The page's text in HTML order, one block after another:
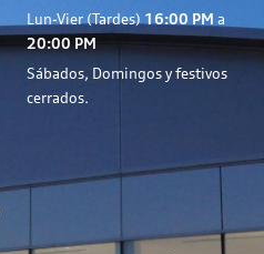
Lun-Vier (Tardes) 16:00 PM a
20:00 PM
Sábados, Domingos y festivos
cerrados.